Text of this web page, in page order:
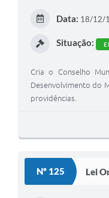
Data: 18/12/
Situação:
Cria o Conselho
Desenvolvimento do
providências.
Nº 125 Lei